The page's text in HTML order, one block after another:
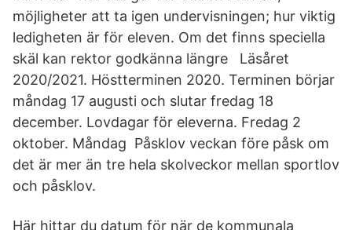
möjligheter att ta igen undervisningen; hur viktig
ledigheten är för eleven. Om det finns speciella
skäl kan rektor godkänna längre Läsåret
2020/2021. Höstterminen 2020. Terminen börjar
måndag 17 augusti och slutar fredag 18
december. Lovdagar för eleverna. Fredag 2
oktober. Måndag Påsklov veckan före påsk om
det är mer än tre hela skolveckor mellan sportlov
och påsklov.
Här hittar du datum för när de kommunala